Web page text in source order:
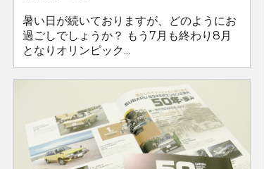
暑い日が続いておりますが、どのようにお
過ごしでしょうか？ もう7月も終わり8月
となりオリンピック...